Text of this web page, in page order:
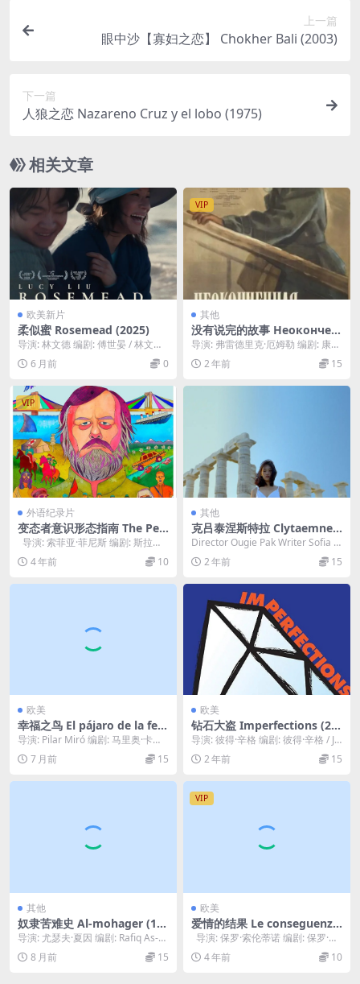
上一篇
眼中沙【寡妇之恋】 Chokher Bali (2003)
下一篇
人狼之恋 Nazareno Cruz y el lobo (1975)
相关文章
欧美新片
柔似蜜 Rosemead (2025)
导演: 林文德 编剧: 傅世晏 / 林文德
主演: 刘玉玲 / 劳伦斯·寿 / ...
6 月前 0
VIP
其他
没有说完的故事 Неокончен
ная повесть (1955)
导演: 弗雷德里克·厄姆勒 编剧: 康斯
坦丁·伊萨耶夫 主演: 谢尔盖·邦达尔
丘...2 年前 15
VIP
外语纪录片
变态者意识形态指南 The Per
vert’s Guide to Ideology (2
导演: 索菲亚·菲尼斯 编剧: 斯拉沃
热·齐泽克 主演: 斯拉沃热...
4 年前 10
其他
克吕泰涅斯特拉 Clytaemnes
tra (2021)
Director Ougie Pak Writer Sofia M
antzako...
2 年前 15
欧美
幸福之鸟 El pájaro de la feli
cidad (1993)
导演: Pilar Miró 编剧: 马里奥·卡穆
斯 类型: 剧情 制片国家/地...
7 月前 15
欧美
钻石大盗 Imperfections (20
16)
导演: 彼得·辛格 编剧: 彼得·辛格 / Jo
nathan Singer 主演...
2 年前 15
其他
奴隶苦难史 Al-mohager (19
95)
导演: 尤瑟夫·夏因 编剧: Rafiq As-S
abban 主演: Youss...
8 月前 15
VIP
欧美
爱情的结果 Le conseguenze
dell’amore (2004)
导演: 保罗·索伦蒂诺 编剧: 保罗·索
伦蒂诺 主演: 托尼·塞尔...
4 年前 10